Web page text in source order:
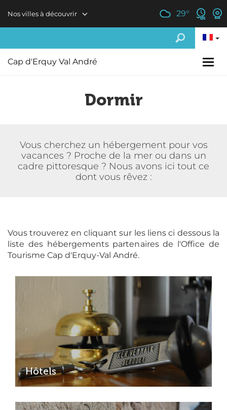
Nos villes à découvrir 29°
Cap d'Erquy Val André
Dormir
Vous cherchez un hébergement pour vos
vacances ? Proche de la mer ou dans un
cadre pittoresque ? Nous avons ici tout ce
dont vous rêvez :
Vous trouverez en cliquant sur les liens ci dessous la
liste des hébergements partenaires de l'Office de
Tourisme Cap d'Erquy-Val André.
Hôtels